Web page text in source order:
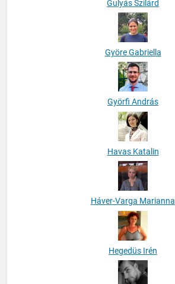
Gulyás Szilárd
Györe Gabriella
Györfi András
Havas Katalin
Háver-Varga Marianna
Hegedüs Irén